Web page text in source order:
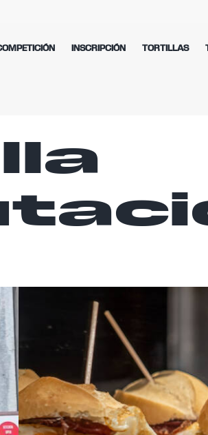
INSCRIPCIÓN TORTILLAS